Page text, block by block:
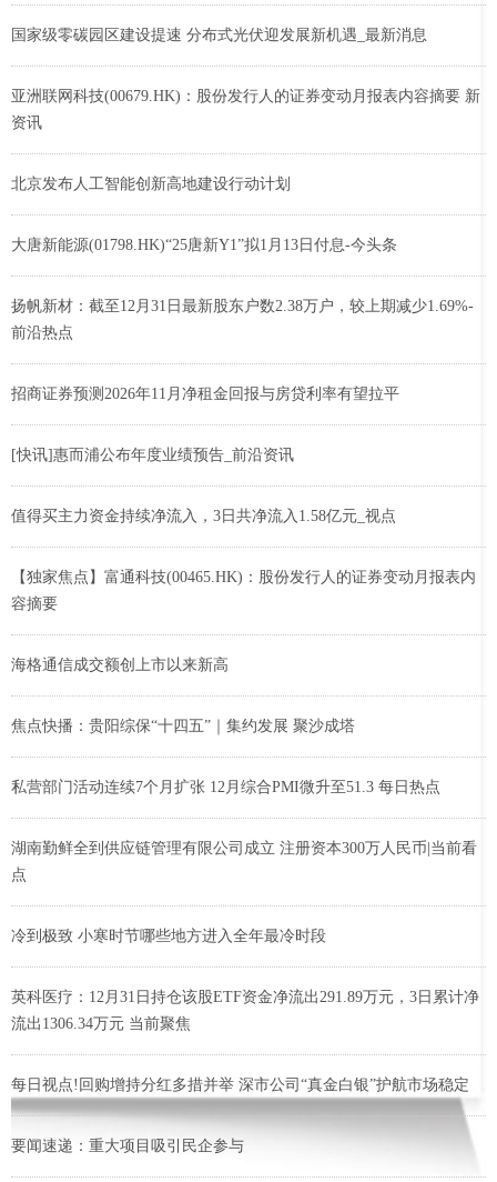
国家级零碳园区建设提速 分布式光伏迎发展新机遇_最新消息
亚洲联网科技(00679.HK)：股份发行人的证券变动月报表内容摘要 新
资讯
北京发布人工智能创新高地建设行动计划
大唐新能源(01798.HK)“25唐新Y1”拟1月13日付息-今头条
扬帆新材：截至12月31日最新股东户数2.38万户，较上期减少1.69%-
前沿热点
招商证券预测2026年11月净租金回报与房贷利率有望拉平
[快讯]惠而浦公布年度业绩预告_前沿资讯
值得买主力资金持续净流入，3日共净流入1.58亿元_视点
【独家焦点】富通科技(00465.HK)：股份发行人的证券变动月报表内
容摘要
海格通信成交额创上市以来新高
焦点快播：贵阳综保“十四五”｜集约发展 聚沙成塔
私营部门活动连续7个月扩张 12月综合PMI微升至51.3 每日热点
湖南勤鲜全到供应链管理有限公司成立 注册资本300万人民币|当前看
点
冷到极致 小寒时节哪些地方进入全年最冷时段
英科医疗：12月31日持仓该股ETF资金净流出291.89万元，3日累计净
流出1306.34万元 当前聚焦
每日视点!回购增持分红多措并举 深市公司“真金白银”护航市场稳定
要闻速递：重大项目吸引民企参与